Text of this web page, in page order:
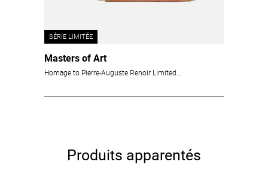
SÉRIE LIMITÉE
Masters of Art
Homage to Pierre-Auguste Renoir Limited Edition 4810
Produits apparentés